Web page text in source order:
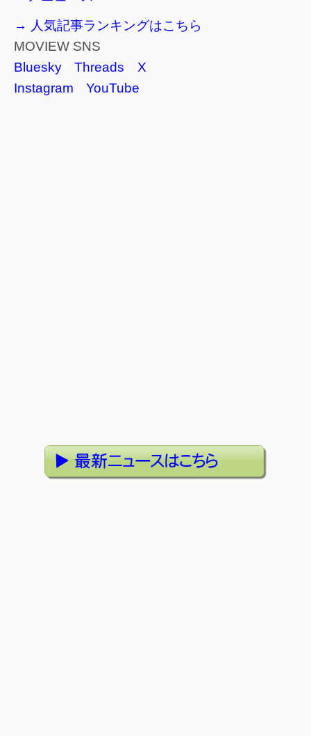
→ 人気記事ランキングはこちら
MOVIEW SNS
Bluesky
Threads
X
Instagram
YouTube